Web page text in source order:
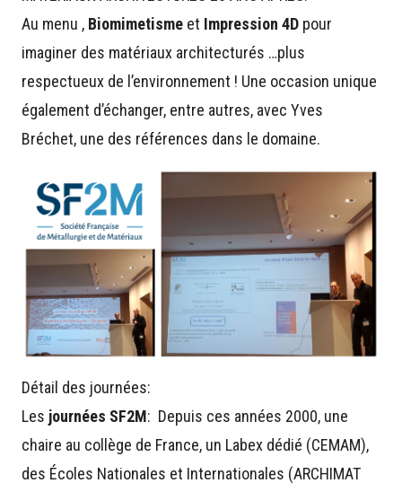
Au menu , Biomimetisme et Impression 4D pour
imaginer des matériaux architecturés …plus
respectueux de l’environnement ! Une occasion unique
également d’échanger, entre autres, avec Yves
Bréchet, une des références dans le domaine.
Détail des journées:
Les journées SF2M: Depuis ces années 2000, une
chaire au collège de France, un Labex dédié (CEMAM),
des Écoles Nationales et Internationales (ARCHIMAT